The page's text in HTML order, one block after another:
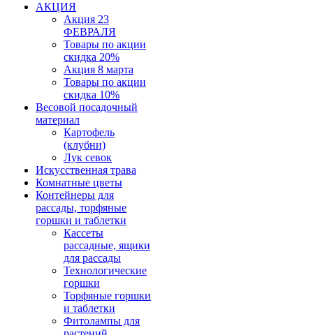
АКЦИЯ
Акция 23
ФЕВРАЛЯ
Товары по акции
скидка 20%
Акция 8 марта
Товары по акции
скидка 10%
Весовой посадочный
материал
Картофель
(клубни)
Лук севок
Искусственная трава
Комнатные цветы
Контейнеры для
рассады, торфяные
горшки и таблетки
Кассеты
рассадные, ящики
для рассады
Технологические
горшки
Торфяные горшки
и таблетки
Фитолампы для